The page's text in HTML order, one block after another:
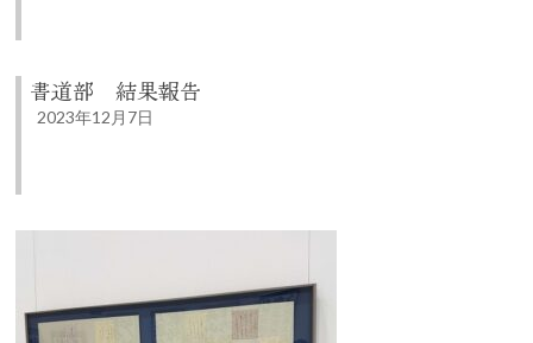
書道部 結果報告
2023年12月7日